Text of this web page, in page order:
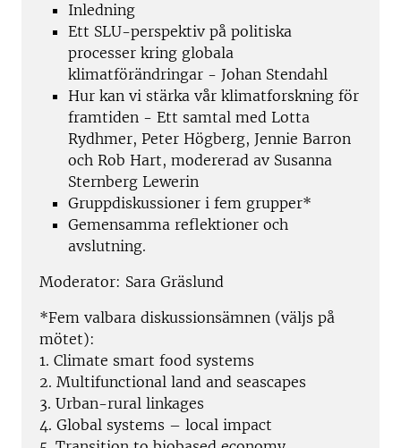
Inledning
Ett SLU-perspektiv på politiska
processer kring globala
klimatförändringar - Johan Stendahl
Hur kan vi stärka vår klimatforskning för
framtiden - Ett samtal med Lotta
Rydhmer, Peter Högberg, Jennie Barron
och Rob Hart, modererad av Susanna
Sternberg Lewerin
Gruppdiskussioner i fem grupper*
Gemensamma reflektioner och
avslutning.
Moderator: Sara Gräslund
*Fem valbara diskussionsämnen (väljs på
mötet):
1. Climate smart food systems
2. Multifunctional land and seascapes
3. Urban-rural linkages
4. Global systems – local impact